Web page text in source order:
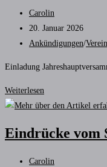
Beitrags-
Autor:
Carolin
Beitrag
veröffentlicht:
20. Januar 2026
Beitrags-
Ankündigungen/Verein
Einladung
Weiterlesen
zur
mit
Eindrücke vom
Beitrags-
Carolin